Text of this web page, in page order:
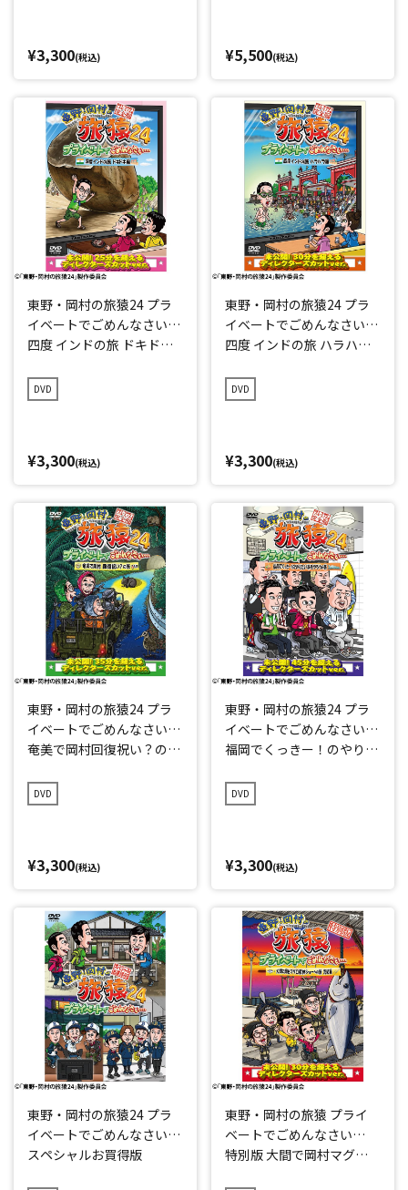
¥3,300(税込) ¥5,500(税込)
東野・岡村の旅猿24 プラ
イベートでごめんなさい…
四度 インドの旅 ドキドキ
DVD
¥3,300(税込)
東野・岡村の旅猿24 プラ
イベートでごめんなさい…
四度 インドの旅 ハラハラ
DVD
¥3,300(税込)
東野・岡村の旅猿24 プラ
イベートでごめんなさい…
奄美で岡村回復祝い？の旅
DVD
¥3,300(税込)
東野・岡村の旅猿24 プラ
イベートでごめんなさい…
福岡でくっきー！のやりた
アム完全版
DVD
¥3,300(税込)
東野・岡村の旅猿24 プラ
イベートでごめんなさい…
スペシャルお買得版
東野・岡村の旅猿 プライ
ベートでごめんなさい…
特別版 大間で岡村マグロ